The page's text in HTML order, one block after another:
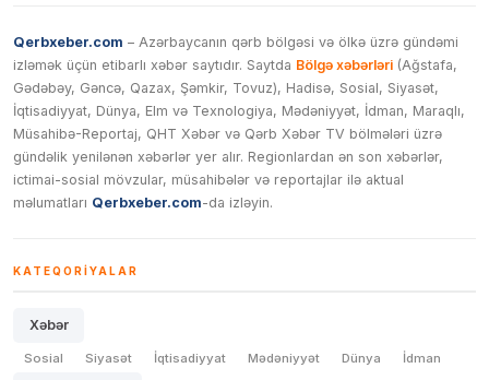
Qerbxeber.com – Azərbaycanın qərb bölgəsi və ölkə üzrə gündəmi
izləmək üçün etibarlı xəbər saytıdır. Saytda Bölgə xəbərləri (Ağstafa,
Gədəbəy, Gəncə, Qazax, Şəmkir, Tovuz), Hadisə, Sosial, Siyasət,
İqtisadiyyat, Dünya, Elm və Texnologiya, Mədəniyyət, İdman, Maraqlı,
Müsahibə-Reportaj, QHT Xəbər və Qərb Xəbər TV bölmələri üzrə
gündəlik yenilənən xəbərlər yer alır. Regionlardan ən son xəbərlər,
ictimai-sosial mövzular, müsahibələr və reportajlar ilə aktual
məlumatları Qerbxeber.com-da izləyin.
KATEQORIYALAR
Xəbər
Sosial Siyasət İqtisadiyyat Mədəniyyət Dünya İdman